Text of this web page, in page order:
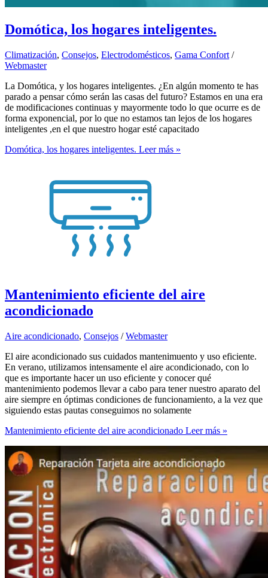
Domótica, los hogares inteligentes.
Climatización, Consejos, Electrodomésticos, Gama Confort /
Webmaster
La Domótica, y los hogares inteligentes. ¿En algún momento te has
parado a pensar cómo serán las casas del futuro? Estamos en una era
de modificaciones continuas y mayormente todo lo que ocurre es de
forma exponencial, por lo que no estamos tan lejos de los hogares
inteligentes ,en el que nuestro hogar esté capacitado
Domótica, los hogares inteligentes. Leer más »
Mantenimiento eficiente del aire
acondicionado
Aire acondicionado, Consejos /Webmaster
El aire acondicionado sus cuidados mantenimuento y uso eficiente.
En verano, utilizamos intensamente el aire acondicionado, con lo
que es importante hacer un uso eficiente y conocer qué
mantenimiento podemos llevar a cabo para tener nuestro aparato del
aire siempre en óptimas condiciones de funcionamiento, a la vez que
siguiendo estas pautas conseguimos no solamente
Mantenimiento eficiente del aire acondicionado Leer más »